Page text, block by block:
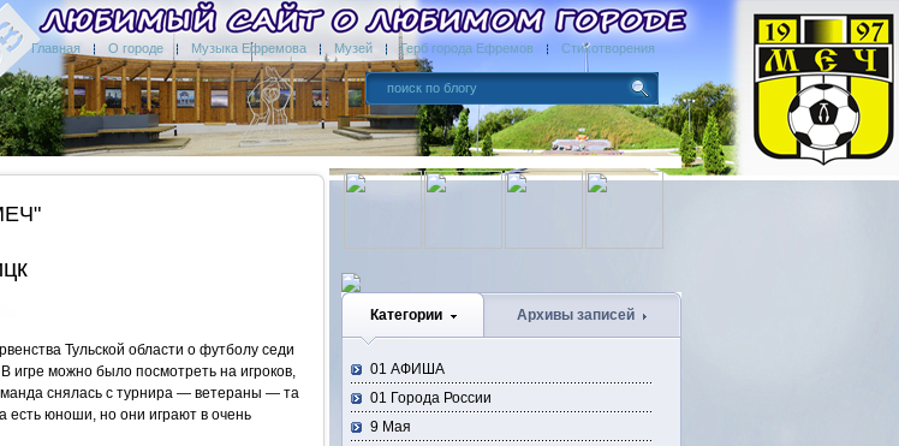
Главная О городе Музыка Ефремова Музей Герб города Ефремов Стихотворения
Тульской области о футболу седи
игре можно было посмотреть на игроков,
снялась с турнира — ветераны — та
есть юноши, но они играют в очень
Категории Архивы записей
01 АФИША
01 Города России
9 Мая